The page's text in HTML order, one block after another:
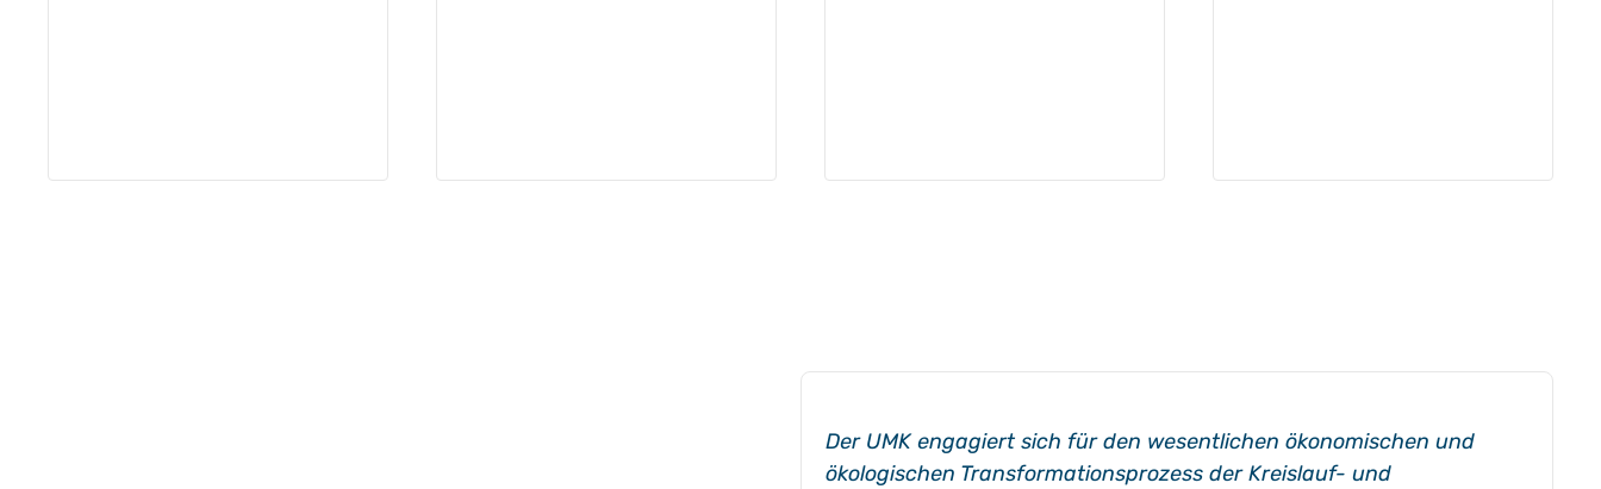
Der UMK engagiert sich für den wesentlichen ökonomischen und
ökologischen Transformationsprozess der Kreislauf- und